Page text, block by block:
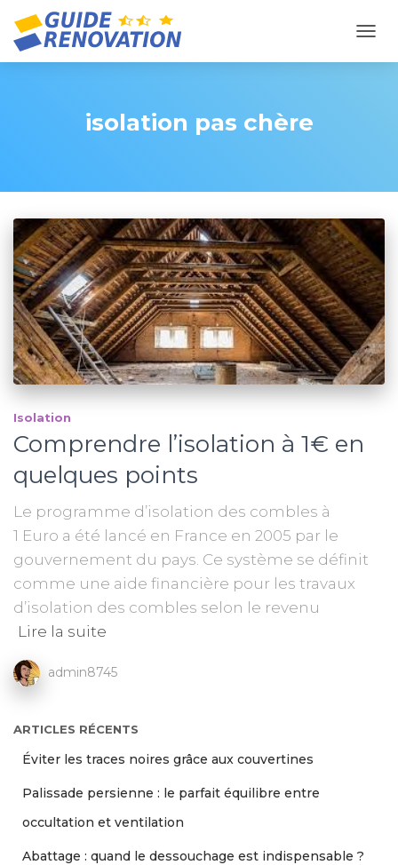
isolation pas chère
Isolation
Comprendre l’isolation à 1€ en
quelques points
Le programme d’isolation des combles à
1 Euro a été lancé en France en 2005 par le
gouvernement du pays. Ce système se définit
comme une aide financière pour les travaux
d’isolation des combles selon le revenu
Lire la suite
admin8745
ARTICLES RÉCENTS
Éviter les traces noires grâce aux couvertines
Palissade persienne : le parfait équilibre entre
occultation et ventilation
Abattage : quand le dessouchage est indispensable ?